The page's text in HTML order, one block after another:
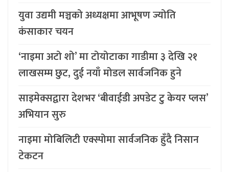
युवा उद्यमी मञ्चको अध्यक्षमा आभूषण ज्योति
कंसाकार चयन
‘नाइमा अटो शो’ मा टोयोटाका गाडीमा ३ देखि २१
लाखसम्म छुट, दुई नयाँ मोडल सार्वजनिक हुने
साइमेक्सद्वारा देशभर ‘बीवाईडी अपडेट टु केयर प्लस’
अभियान सुरु
नाइमा मोबिलिटी एक्स्पोमा सार्वजनिक हुँदै निसान
टेकटन